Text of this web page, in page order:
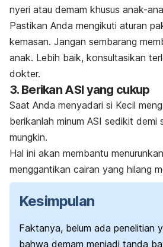
nyeri atau demam khusus anak-
Pastikan Anda mengikuti aturan
kemasan. Jangan sembarang
anak. Lebih baik, konsultasikan
dokter.
3. Berikan ASI yang cukup
Saat Anda menyadari si Kecil
berikanlah minum ASI sedikit demi
mungkin.
Hal ini akan membantu
menggantikan cairan yang hilang
Kesimpulan
Faktanya, belum ada penelitian
bahwa demam menjadi tanda